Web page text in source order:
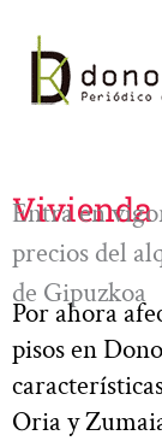
contenido
Vivienda
Entra en
precios del
de Gipuzkoa
Por ahora
pisos en
Oria y